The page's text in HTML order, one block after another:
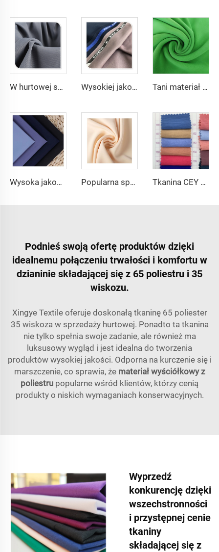
W hurtowej sprzedaży 100% poliestrowa gabardyna typu twill do odzieży roboczej Wysokiej jakości TR poliester wiskozowy 280-290gram tkaniny na garnitury dla mężczyzn Tani materiał szifonowy Georgette 75D 100% poliester 2800 skręceń Materiał szifonowy Perłowy do sukni
Wysoka jakość materiał SPH poka 100% poliester tkanina dla sukien abaja dla kobiet Popularna sprzedaż materiału poliestrowego SPH Barbara Silk jednobarwnie barwiony modny materiał na abaję dla kobiet Tkanina CEY z 100% poliestru, przewiewna, jednobarwna, wielokolorowa
Podnieś swoją ofertę produktów dzięki
idealnemu połączeniu trwałości i komfortu w
dzianinie składającej się z 65 poliestru i 35
wiskozu.
Xingye Textile oferuje doskonałą tkaninę 65 poliester
35 wiskoza w sprzedaży hurtowej. Ponadto ta tkanina
nie tylko spełnia swoje zadanie, ale również ma
luksusowy wygląd i jest idealna do tworzenia
produktów wysokiej jakości. Odporna na kurczenie się i
marszczenie, co sprawia, że materiał wyściółkowy z
poliestru popularne wśród klientów, którzy cenią
produkty o niskich wymaganiach konserwacyjnych.
Wyprzedź
konkurencję dzięki
wszechstronności
i przystępnej cenie
tkaniny
składającej się z